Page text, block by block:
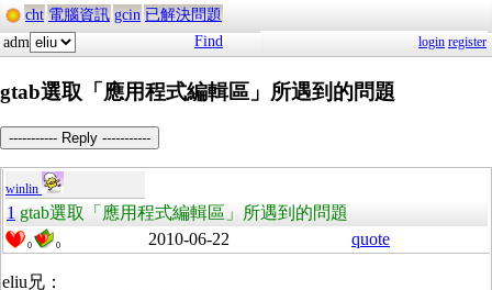
cht 電腦資訊 gcin 已解決問題
adm
Find login register
gtab選取「應用程式編輯區」所遇到的問題
----------- Reply -----------
winlin
1 gtab選取「應用程式編輯區」所遇到的問題
0 0 2010-06-22 quote
eliu兄：